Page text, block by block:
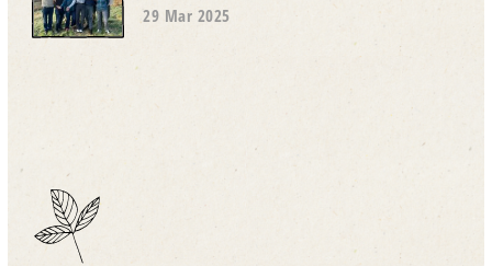
29 Mar 2025